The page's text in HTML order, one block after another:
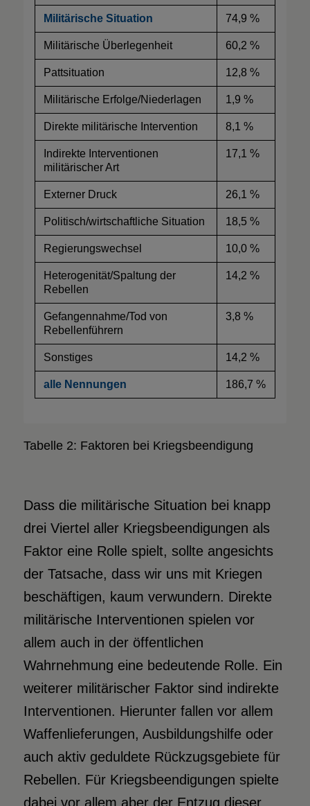
Militärische Situation 74,9 %
Militärische Überlegenheit 60,2 %
Pattsituation 12,8 %
Militärische Erfolge/Niederlagen 1,9 %
Direkte militärische Intervention 8,1 %
Indirekte Interventionen
militärischer Art
17,1 %
Externer Druck 26,1 %
Politisch/wirtschaftliche Situation 18,5 %
Regierungswechsel 10,0 %
Heterogenität/Spaltung der
Rebellen
14,2 %
Gefangennahme/Tod von
Rebellenführern
3,8 %
Sonstiges 14,2 %
alle Nennungen 186,7 %
Tabelle 2: Faktoren bei Kriegsbeendigung
Dass die militärische Situation bei knapp
drei Viertel aller Kriegsbeendigungen als
Faktor eine Rolle spielt, sollte angesichts
der Tatsache, dass wir uns mit Kriegen
beschäftigen, kaum verwundern. Direkte
militärische Interventionen spielen vor
allem auch in der öffentlichen
Wahrnehmung eine bedeutende Rolle. Ein
weiterer militärischer Faktor sind indirekte
Interventionen. Hierunter fallen vor allem
Waffenlieferungen, Ausbildungshilfe oder
auch aktiv geduldete Rückzugsgebiete für
Rebellen. Für Kriegsbeendigungen spielte
dabei vor allem aber der Entzug dieser